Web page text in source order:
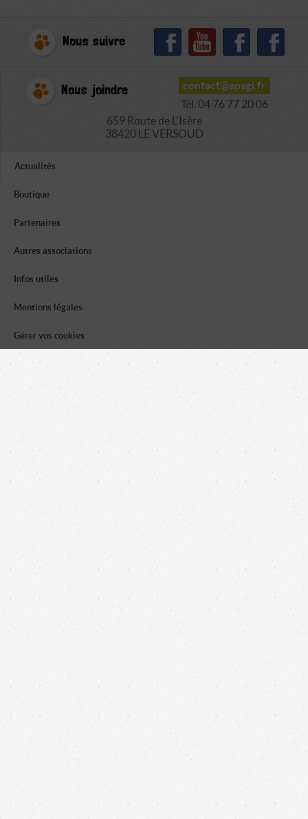
Nous suivre
Nous joindre
contact@apagi.fr
Tél. 04 76 77 20 06
659 Route de L'Isère
38420 LE VERSOUD
Actualités
Boutique
Partenaires
Autres associations
Infos utiles
Mentions légales
Gérer vos cookies